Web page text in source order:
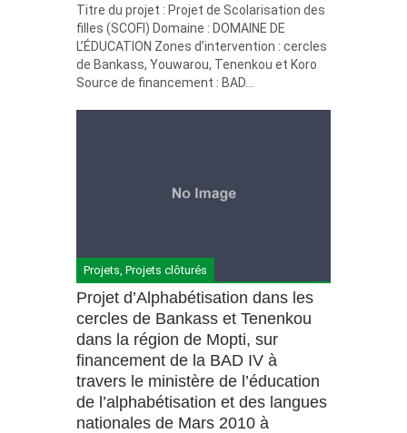
Titre du projet : Projet de Scolarisation des
filles (SCOFI) Domaine : DOMAINE DE
L’ÉDUCATION Zones d’intervention : cercles
de Bankass, Youwarou, Tenenkou et Koro
Source de financement : BAD...
Projets Projets clôturés
Projet d’Alphabétisation dans les
cercles de Bankass et Tenenkou
dans la région de Mopti, sur
financement de la BAD IV à
travers le ministère de l’éducation
de l’alphabétisation et des langues
nationales de Mars 2010 à